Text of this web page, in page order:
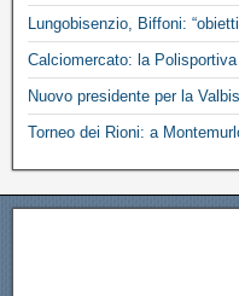
Lungobisenzio, Biffoni:
Calciomercato: la
Nuovo presidente per la
Torneo dei Rioni: a